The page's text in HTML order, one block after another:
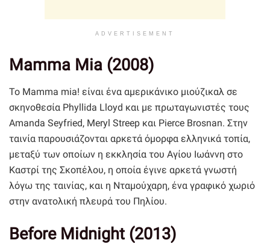
ADVERTISEMENT
Mamma Mia (2008)
Το Mamma mia! είναι ένα αμερικάνικο μιούζικαλ σε
σκηνοθεσία Phyllida Lloyd και με πρωταγωνιστές τους
Amanda Seyfried, Meryl Streep και Pierce Brosnan. Στην
ταινία παρουσιάζονται αρκετά όμορφα ελληνικά τοπία,
μεταξύ των οποίων η εκκλησία του Αγίου Ιωάννη στο
Καστρί της Σκοπέλου, η οποία έγινε αρκετά γνωστή
λόγω της ταινίας, και η Νταμούχαρη, ένα γραφικό χωριό
στην ανατολική πλευρά του Πηλίου.
Before Midnight (2013)